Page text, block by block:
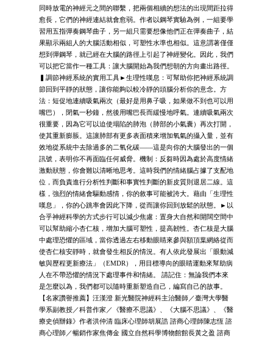
同時放電的神經元之間的聯繫，把兩個相續的想法的出現間距拉得
愈長，它們的神經連結就會愈弱。作者以鋼琴實驗為例，一組要學
習用五指彈奏鋼琴曲子，另一組只需要想像他們正在彈奏曲子，結
果顯示兩組人的大腦活動相似，可塑性水準也相似。這意謂著僅僅
想到彈鋼琴，就已經在大腦的路徑上引起了神經變化。因此，我們
可以把它當作一種工具：讓大腦開始為我們想朝的方向畫出路徑。
▍調節神經系統的實用工具►生理性嘆息：可幫助你把神經系統調
節回到平靜的狀態，讓你能夠以較冷靜的頭腦分析你的意念。方
法：短促地連續吸氣兩次（最好是用鼻子吸，如果做不到也可以用
嘴巴），閉氣一秒鐘，然後用嘴巴長而緩慢地呼氣。連續吸氣兩次
很重要，因為它可以迫使塌陷的肺泡（肺部的小氣囊）再次打開，
使其重新膨脹。這讓肺部有更多表面積來增加氧氣的攝入量，並有
效地從系統中去除過多的二氧化碳——這是向你的大腦發出的一個
訊號，表明你不再面臨任何威脅。機制：反芻時因為處於高度情緒
激動狀態，你會難以清晰地思考。這時我們的情緒腦占據了支配地
位，而負責進行分析性判斷和事實性判斷的新皮質則退居二線。這
樣，強烈的情緒會驅動感情，你的敘事可能被誇大。藉由「生理性
嘆息」，你的心跳率會因此下降，從而讓你回到放鬆的狀態。►以
合乎神經科學的方式步行可以減少焦慮：置身大自然和開闊空間中
可以幫助縮小杏仁核，增加大腦可塑性，提高韌性。杏仁核是大腦
中處理恐懼的區域，當你透過左右移動眼睛來參與額頂葉網絡從而
使杏仁核安靜時，就會發生相反的情況。有人依此發展出「眼動減
敏與歷程更新療法」（EMDR），用目標導向的眼睛運動來幫助病
人在不帶恐懼的情況下處理事件和情緒。 請記住：無論我們本來
是怎麼以為，我們都可以隨時重新塑造自己，編寫自己的故事。
【名家讚譽推薦】汪漢澄 新光醫院神經科主治醫師／臺灣大學醫
學系副教授／科普作家／《醫療不思議》、《大腦不思議》、《醫
療史偵辦錄》作者洪仲清 臨床心理師胡展誥 諮商心理師陳志恆 諮
商心理師／暢銷作家焦傳金 國立自然科學博物館館長黃之盈 諮商